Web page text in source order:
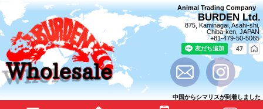
Animal Trading Company
BURDEN Ltd.
875, Kaminagai, Asahi-shi,
Chiba-ken, JAPAN
+81-479-50-5065
中国からシマリスが到着しました